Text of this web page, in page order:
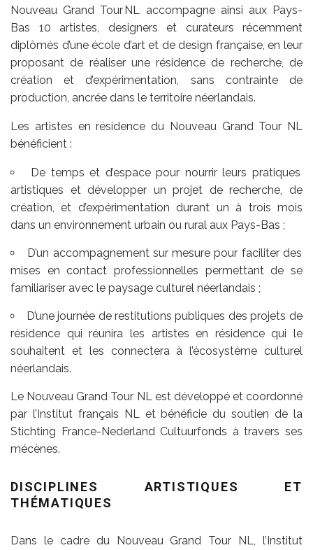
Nouveau Grand Tour NL accompagne ainsi aux Pays-
Bas 10 artistes, designers et curateurs récemment
diplômés d’une école d’art et de design française, en leur
proposant de réaliser une résidence de recherche, de
création et d’expérimentation, sans contrainte de
production, ancrée dans le territoire néerlandais.
Les artistes en résidence du Nouveau Grand Tour NL
bénéficient :
De temps et d’espace pour nourrir leurs pratiques
artistiques et développer un projet de recherche, de
création, et d’expérimentation durant un à trois mois
dans un environnement urbain ou rural aux Pays-Bas ;
D’un accompagnement sur mesure pour faciliter des
mises en contact professionnelles permettant de se
familiariser avec le paysage culturel néerlandais ;
D’une journée de restitutions publiques des projets de
résidence qui réunira les artistes en résidence qui le
souhaitent et les connectera à l’écosystème culturel
néerlandais.
Le Nouveau Grand Tour NL est développé et coordonné
par l’Institut français NL et bénéficie du soutien de la
Stichting France-Nederland Cultuurfonds à travers ses
mécènes.
DISCIPLINES ARTISTIQUES ET
THÉMATIQUES
Dans le cadre du Nouveau Grand Tour NL, l’Institut